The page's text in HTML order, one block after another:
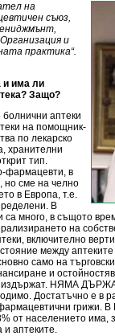
на
съюз,
и
практика“.
и има ли
Защо?
аптеки
на помощник-
по лекарско
хранителни
тип.
фармацевти, в
но сме на челно
в Европа, т.е.
В
са много, в същото
на
включително
между
само на
и
издържат. НЯМА
Достатъчно е в
грижи.
от населението има,
и аптеките.